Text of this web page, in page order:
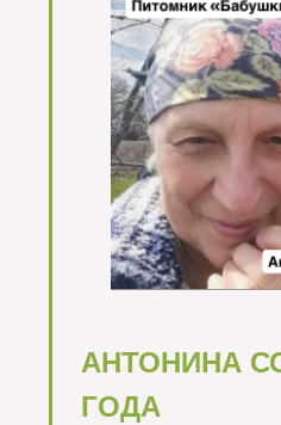
АНТОНИНА
ГОДА